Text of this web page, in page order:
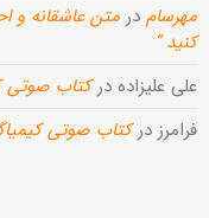
مهرسام در متن عاشقانه و
کنید “
علی علیزاده درکتاب صوتی
فرامرز درکتاب صوتی